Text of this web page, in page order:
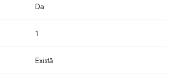
Da
1
Există